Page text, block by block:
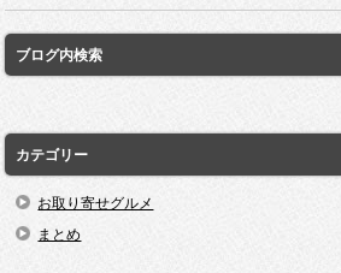
ブログ内検索
カテゴリー
お取り寄せグルメ
まとめ